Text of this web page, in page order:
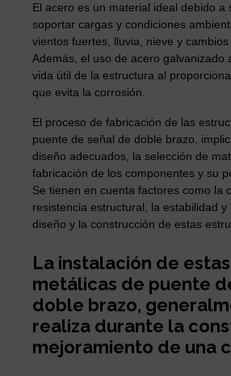
El acero es un material ideal debido a
soportar cargas y condiciones
vientos fuertes, lluvia, nieve y cambios
Además, el uso de acero galvanizado
vida útil de la estructura al
que evita la corrosión.
El proceso de fabricación de las
puente de señal de doble brazo,
diseño adecuados, la selección de
fabricación de los componentes y su
Se tienen en cuenta factores como la
resistencia estructural, la estabilidad
diseño y la construcción de estas
La instalación de
metálicas de puente
doble brazo,
realiza durante la
mejoramiento de una